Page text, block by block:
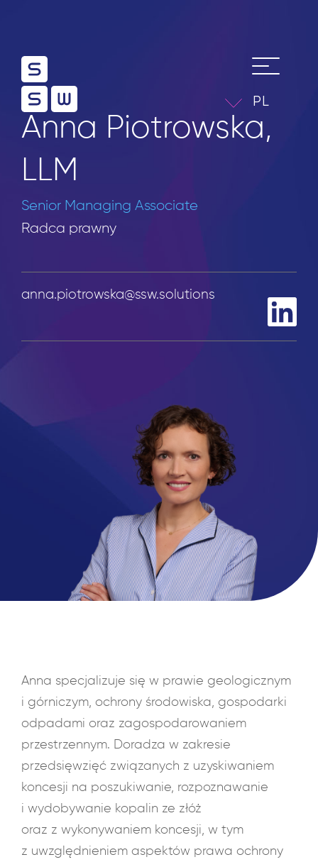
PL
Anna Piotrowska,
LLM
Senior Managing Associate
Radca prawny
anna.piotrowska@ssw.solutions
Anna specjalizuje się w prawie geologicznym
i górniczym, ochrony środowiska, gospodarki
odpadami oraz zagospodarowaniem
przestrzennym. Doradza w zakresie
przedsięwzięć związanych z uzyskiwaniem
koncesji na poszukiwanie, rozpoznawanie
i wydobywanie kopalin ze złóż
oraz z wykonywaniem koncesji, w tym
z uwzględnieniem aspektów prawa ochrony